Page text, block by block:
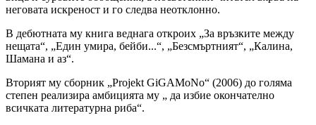
неговата искреност и го следва неотклонно.
В дебютната му книга веднага откроих „За връзките между
нещата“, „Един умира, бейби...“, „Безсмъртният“, „Калина,
Шамана и аз“.
Вторият му сборник „Projekt GiGAMoNo“ (2006) до голяма
степен реализира амбицията му „ да избие окончателно
всичката литературна риба“.